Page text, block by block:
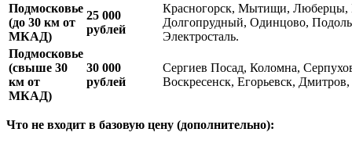
Подмосковье
(до 30 км от
МКАД)
25 000
рублей
Красногорск, Мытищи, Люберцы,
Долгопрудный, Одинцово,
Электросталь.
Подмосковье
(свыше 30
км от
МКАД)
30 000
рублей
Сергиев Посад, Коломна,
Воскресенск, Егорьевск,
Что не входит в базовую цену (дополнительно):